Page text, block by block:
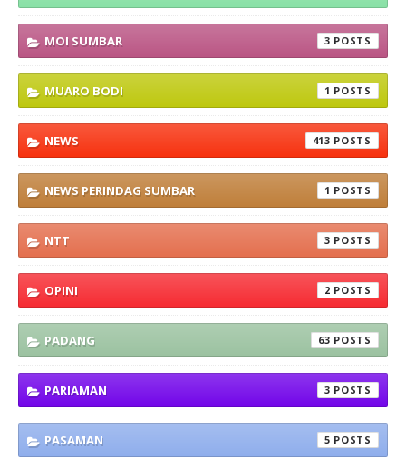
MOI SUMBAR 3
MUARO BODI 1
NEWS 413
NEWS PERINDAG SUMBAR 1
NTT 3
OPINI 2
PADANG 63
PARIAMAN 3
PASAMAN 5